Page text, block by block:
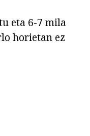
eta 6-7 mila
horietan ez